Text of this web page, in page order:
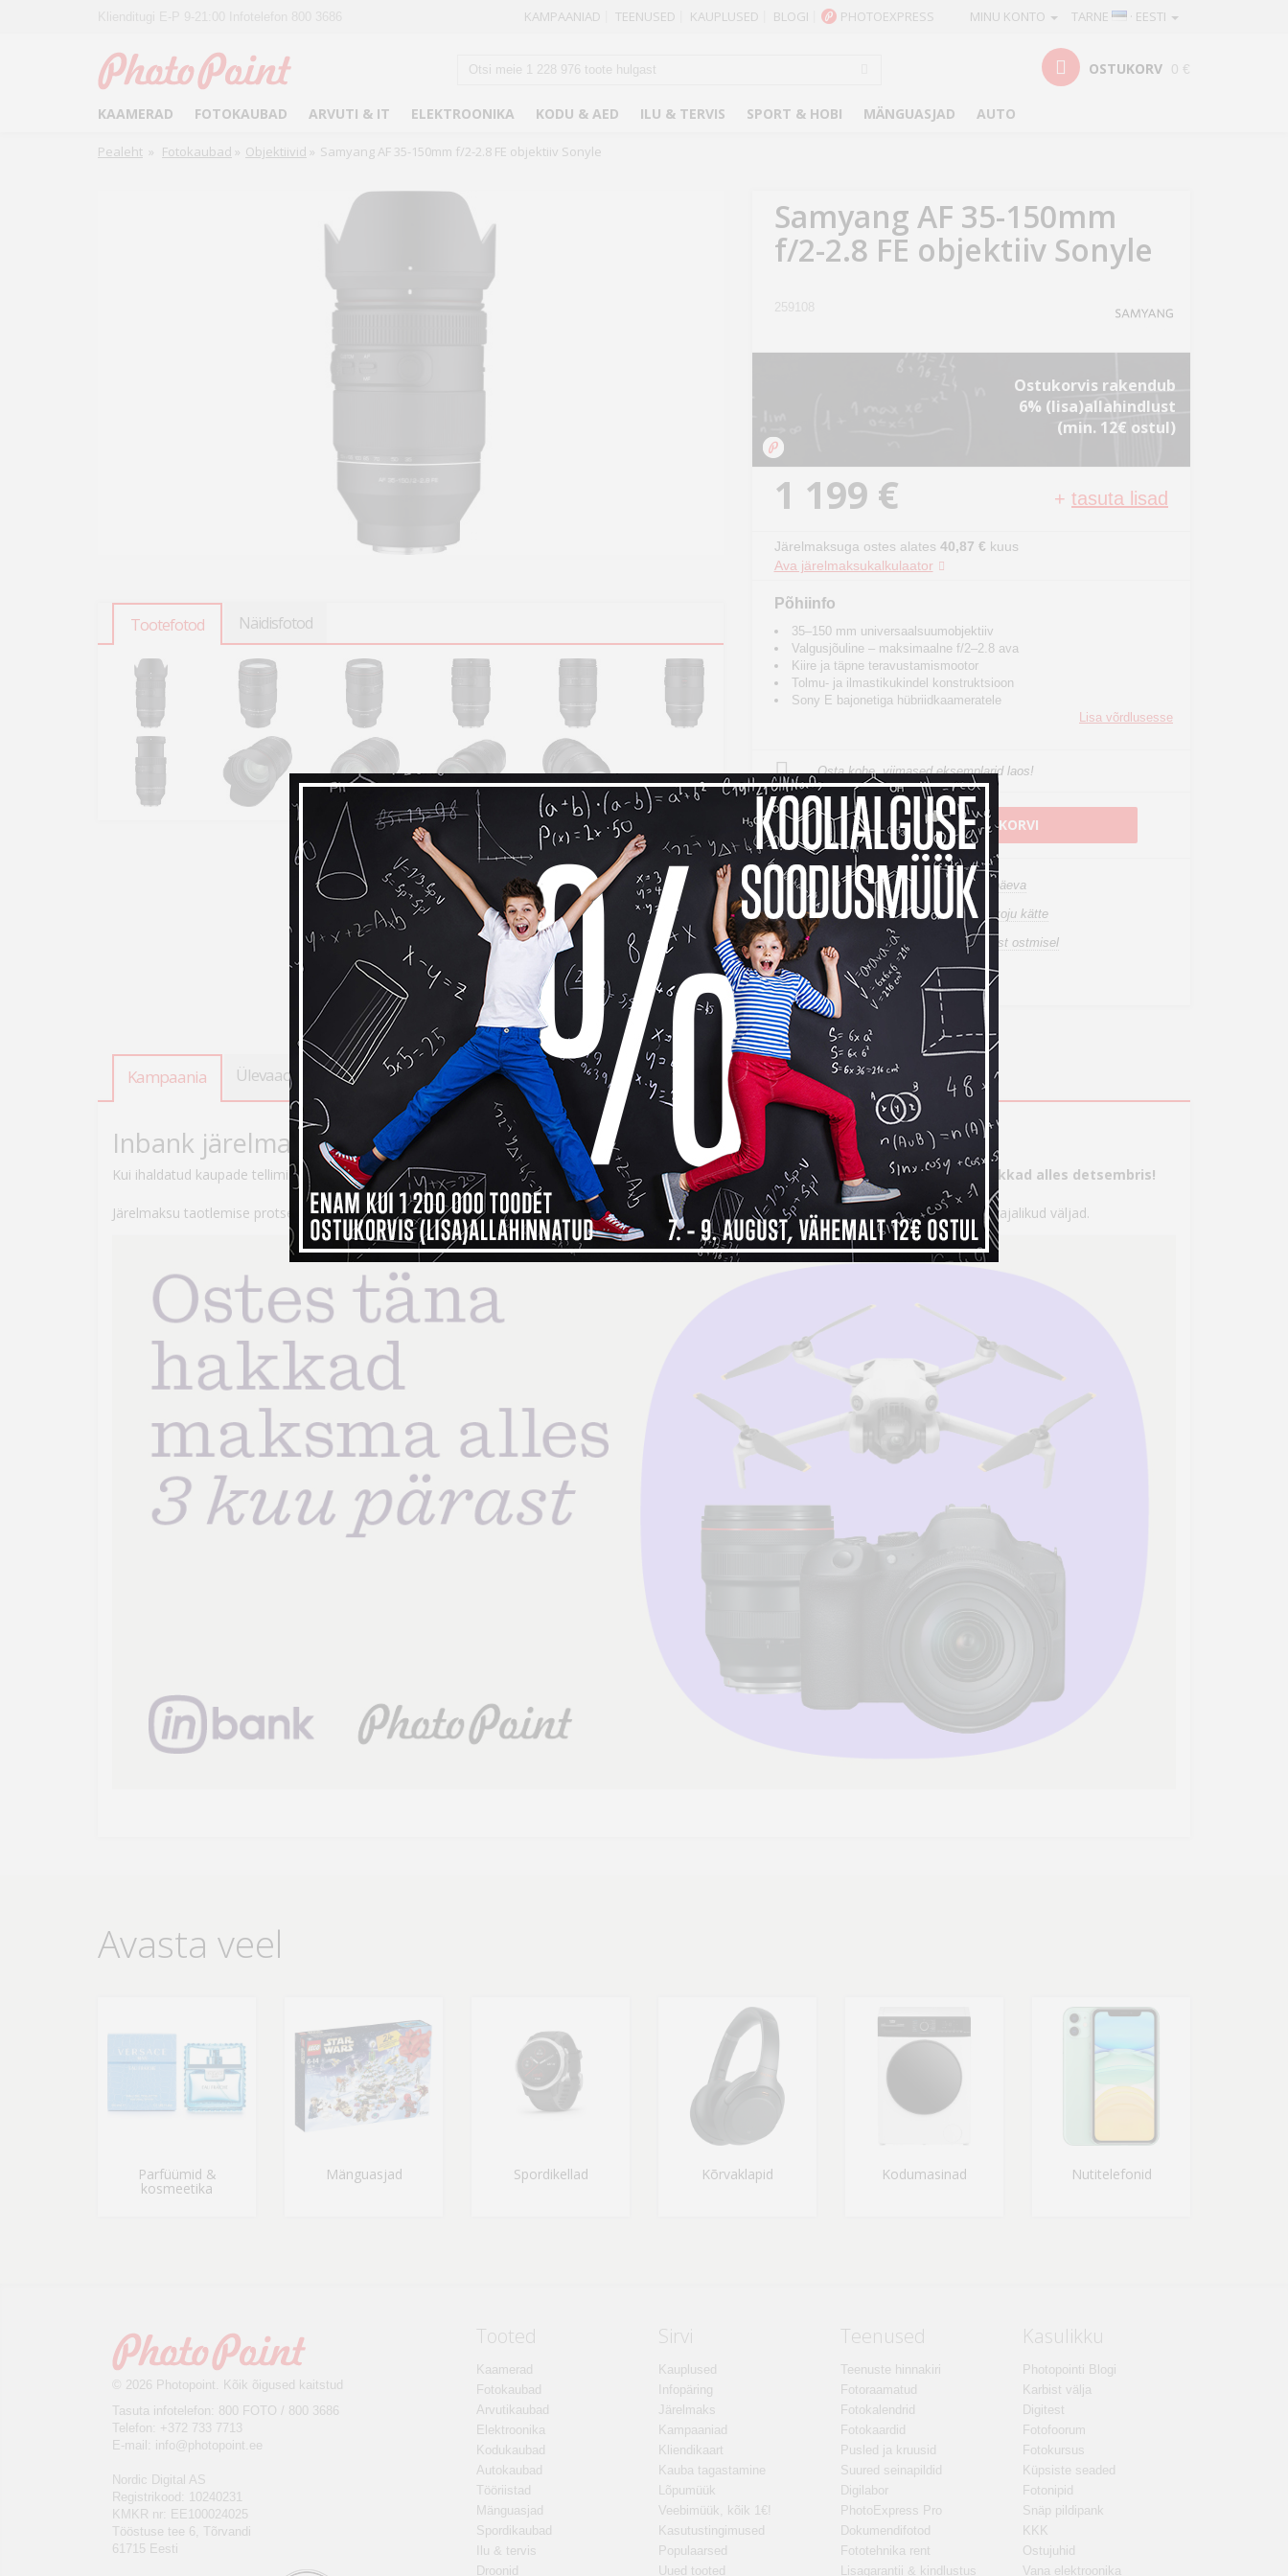
TARNE · EESTI
MINU KONTO
KAMPAANIAD TEENUSED KAUPLUSED BLOGI PHOTOEXPRESS
OSTUKORV 0 €
KAAMERAD FOTOKAUBAD ARVUTI & IT ELEKTROONIKA KODU & AED ILU & TERVIS SPORT & HOBI MÄNGUASJAD AUTO
Pealeht » Fotokaubad » Objektiivid » Samyang AF 35-150mm f/2-2.8 FE objektiiv Sonyle
Tootefotod Näidisfotod
Samyang AF 35-150mm
f/2-2.8 FE objektiiv Sonyle
259108
Ostukorvis rakendub
6% (lisa)allahindlust
(min. 12€ ostul)
1 199 € + tasuta lisad
Järelmaksuga ostes alates 40,87 € kuus
Ava järelmaksukalkulaator
Põhiinfo
35–150 mm universaalsuumobjektiiv
Valgusjõuline – maksimaalne f/2–2.8 ava
Kiire ja täpne teravustamismootor
Tolmu- ja ilmastikukindel konstruktsioon
Sony E bajonetiga hübriidkaameratele
Lisa võrdlusesse
Osta kohe, viimased eksemplarid laos!
LISA OSTUKORVI
Toode on laos, tarneaeg 1-3 tööpäeva
See toode tuuakse sulle tasuta koju kätte
14
14 päeva tagastusõigus internetist ostmisel
Küsi vahetuspakkumist
Kampaania Ülevaade Tooteandmed Kokkusobivad tooted 1 Tarneinfo Saadavus
Inbank järelmaksuga ostes maksad kauba eest alles detsembris
Kui ihaldatud kaupade tellimiseks peaks raha nappima, siisInbank järelmaksu abiga saad soovitud kauba kohe kätte, aga maksma hakkad alles detsembris!
Järelmaksu taotlemise protsess on lihtne – veebikaubamaja ostukorvis tuleb makseviisiks valida “Maksa järelmaksuga” ning seejärel täita kõik vajalikud väljad.
Avasta veel
Parfüümid &
kosmeetika
Mänguasjad Spordikellad Kõrvaklapid Kodumasinad Nutitelefonid
© 2026 Photopoint. Kõik õigused kaitstud
Tasuta infotelefon: 800 FOTO / 800 3686
Telefon: +372 733 7713
E-mail: info@photopoint.ee
Nordic Digital AS
Registrikood: 10240231
KMKR nr: EE100024025
Tööstuse tee 6, Tõrvandi
61715 Eesti
Tooted
Kaamerad
Fotokaubad
Arvutikaubad
Elektroonika
Kodukaubad
Autokaubad
Tööriistad
Mänguasjad
Spordikaubad
Ilu & tervis
Droonid
Sirvi
Kauplused
Infopäring
Järelmaks
Kampaaniad
Kliendikaart
Kauba tagastamine
Lõpumüük
Veebimüük, kõik 1€!
Kasutustingimused
Populaarsed
Uued tooted
Teenused
Teenuste hinnakiri
Fotoraamatud
Fotokalendrid
Fotokaardid
Pusled ja kruusid
Suured seinapildid
Digilabor
PhotoExpress Pro
Dokumendifotod
Fototehnika rent
Lisagarantii & kindlustus
Kasulikku
Photopointi Blogi
Karbist välja
Digitest
Fotofoorum
Fotokursus
Küpsiste seaded
Fotonipid
Snäp pildipank
KKK
Ostujuhid
Vana elektroonika